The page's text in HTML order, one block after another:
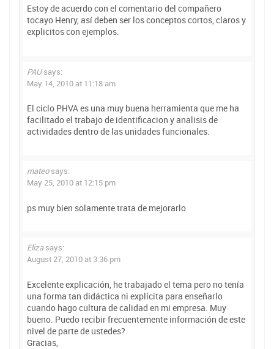
Estoy de acuerdo con el comentario del compañero
tocayo Henry, así deben ser los conceptos cortos, claros y
explicitos con ejemplos.
PAU says:
May 14, 2010 at 11:18 am
El ciclo PHVA es una muy buena herramienta que me ha
facilitado el trabajo de identificacion y analisis de
actividades dentro de las unidades funcionales.
mateo says:
May 25, 2010 at 12:15 pm
ps muy bien solamente trata de mejorarlo
Eliza says:
August 27, 2010 at 3:36 pm
Excelente explicación, he trabajado el tema pero no tenía
una forma tan didáctica ni explícita para enseñarlo
cuando hago cultura de calidad en mi empresa. Muy
bueno. Puedo recibir frecuentemente información de este
nivel de parte de ustedes?
Gracias,